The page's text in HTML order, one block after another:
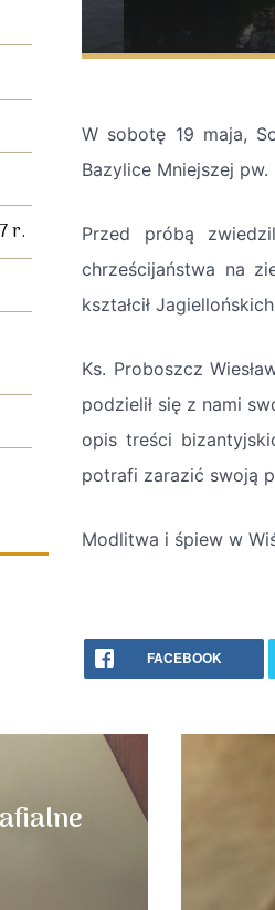
r.
W sobotę 19 maja,
Bazylice Mniejszej
Przed próbą
chrześcijaństwa na
kształcił
Ks. Proboszcz
podzielił się z nami
opis treści
potrafi zarazić swoją
Modlitwa i śpiew w
FACEBOOK